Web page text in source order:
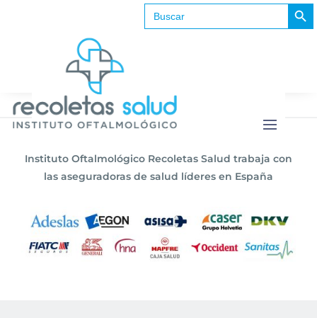
Buscar: Botón de
No se encontraron resultados
La página solicitada no pudo encontrarse. Trate
de perfeccionar su búsqueda o utilice la
navegación para localizar la entrada.
Instituto Oftalmológico Recoletas Salud trabaja con
las aseguradoras de salud líderes en España